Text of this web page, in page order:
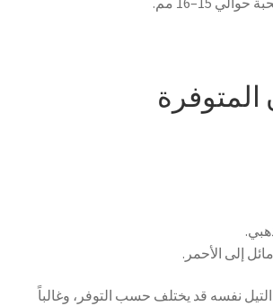
المتوفرة
إلى الأحمر.
نفسه قد يختلف حسب التوفر، وغالباً